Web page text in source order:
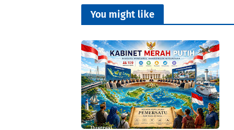
You might like